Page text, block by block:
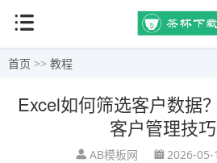
首页 >> 教程
Excel如何筛选客户数据
客户管理技
AB模板网 2026-